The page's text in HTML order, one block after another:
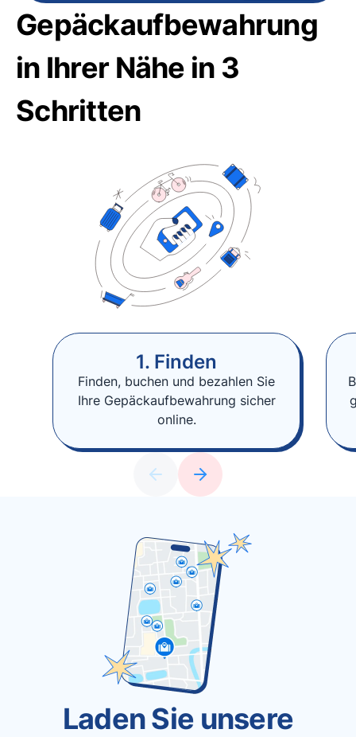
Gepäckaufbewahrung
in Ihrer Nähe in 3
Schritten
1. Finden
Finden, buchen und bezahlen Sie
Ihre Gepäckaufbewahrung sicher
online.
Laden Sie unsere